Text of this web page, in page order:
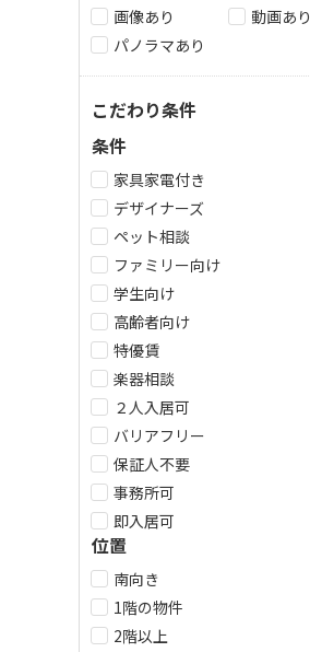
画像あり
動画あり
パノラマあり
こだわり条件
条件
家具家電付き
デザイナーズ
ペット相談
ファミリー向け
学生向け
高齢者向け
特優賃
楽器相談
２人入居可
バリアフリー
保証人不要
事務所可
即入居可
位置
南向き
1階の物件
2階以上